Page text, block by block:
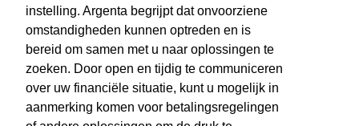
instelling. Argenta begrijpt dat onvoorziene
omstandigheden kunnen optreden en is
bereid om samen met u naar oplossingen te
zoeken. Door open en tijdig te communiceren
over uw financiële situatie, kunt u mogelijk in
aanmerking komen voor betalingsregelingen